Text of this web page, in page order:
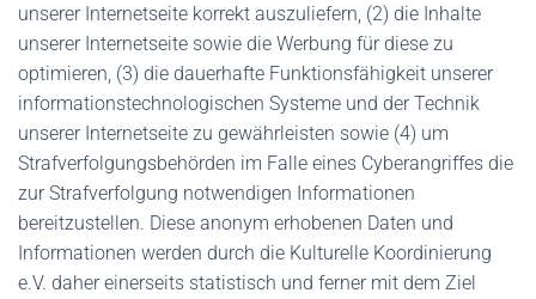
unserer Internetseite korrekt auszuliefern, (2) die Inhalte
unserer Internetseite sowie die Werbung für diese zu
optimieren, (3) die dauerhafte Funktionsfähigkeit unserer
informationstechnologischen Systeme und der Technik
unserer Internetseite zu gewährleisten sowie (4) um
Strafverfolgungsbehörden im Falle eines Cyberangriffes die
zur Strafverfolgung notwendigen Informationen
bereitzustellen. Diese anonym erhobenen Daten und
Informationen werden durch die Kulturelle Koordinierung
e.V. daher einerseits statistisch und ferner mit dem Ziel